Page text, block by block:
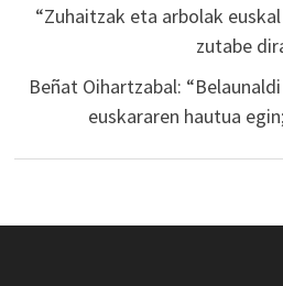
“Zuhaitzak eta arbolak
zutabe
Beñat Oihartzabal:
euskararen hautua